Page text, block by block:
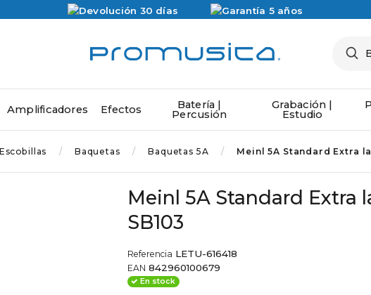
Amplificadores Efectos Batería |
Percusión
Grabación |
Estudio
Baquetas Baquetas 5A Meinl 5A Standard Extra
Meinl 5A Standard Extra
SB103
Referencia LETU-616418
EAN 842960100679
En stock